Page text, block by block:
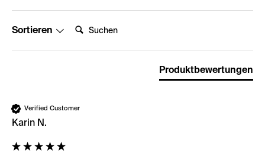
Sortieren
Produktbewertungen
Verified Customer
Karin N.